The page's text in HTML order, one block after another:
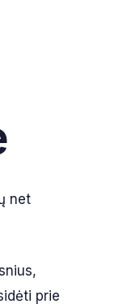
net
prie